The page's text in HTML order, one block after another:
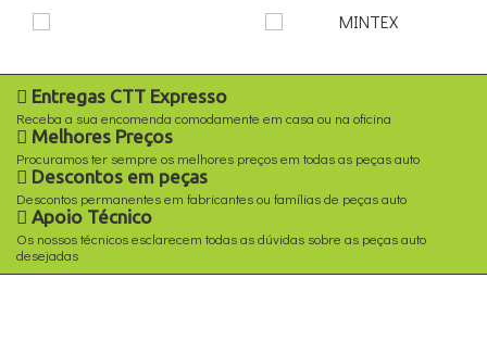
Entregas CTT Expresso
Receba a sua encomenda comodamente em casa ou na oficina
Melhores Preços
Procuramos ter sempre os melhores preços em todas as peças auto
Descontos em peças
Descontos permanentes em fabricantes ou famílias de peças auto
Apoio Técnico
Os nossos técnicos esclarecem todas as dúvidas sobre as peças auto
desejadas